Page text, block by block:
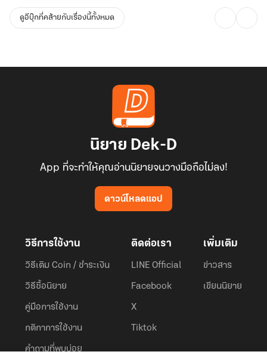
ดูอีบุ๊กที่คล้ายกับเรื่องนี้ทั้งหมด
นิยาย Dek-D
App ที่จะทำให้คุณอ่านนิยายจนวางมือถือไม่ลง!
ดาวน์โหลดแอป
วิธีการใช้งาน
วิธีเติม Coin / ชำระเงิน
วิธีซื้อนิยาย
คู่มือการใช้งาน
กติกาการใช้งาน
คำถามที่พบบ่อย
ติดต่อเรา
LINE Official
Facebook
X
Tiktok
เพิ่มเติม
ข่าวสาร
เขียนนิยาย